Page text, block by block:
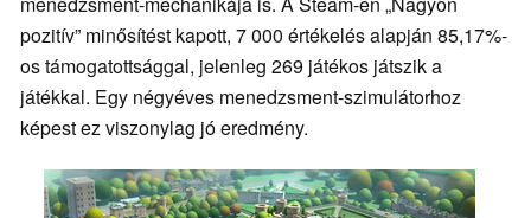
pozitív” minősítést kapott, 7 000 értékelés alapján 85,17%-
os támogatottsággal, jelenleg 269 játékos játszik a
játékkal. Egy négyéves menedzsment-szimulátorhoz
képest ez viszonylag jó eredmény.